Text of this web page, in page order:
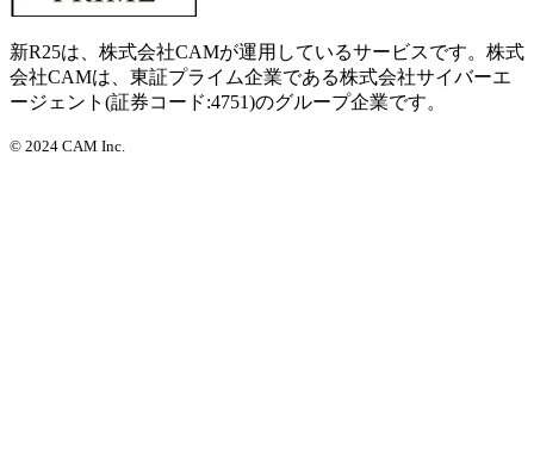
新R25は、株式会社CAMが運用しているサービスです。株式
会社CAMは、東証プライム企業である株式会社サイバーエ
ージェント(証券コード:4751)のグループ企業です。
© 2024 CAM Inc.